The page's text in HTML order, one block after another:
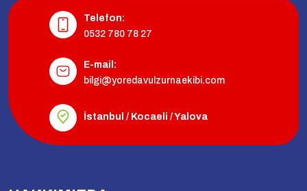
Telefon:
0532 780 78 27
E-mail:
bilgi@yoredavulzurnaekibi.com
İstanbul / Kocaeli / Yalova